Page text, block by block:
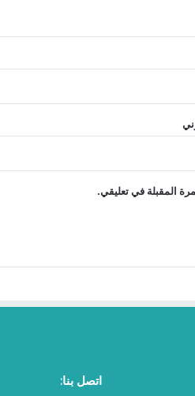
المقبلة في تعليقي.
اتصل بنا: